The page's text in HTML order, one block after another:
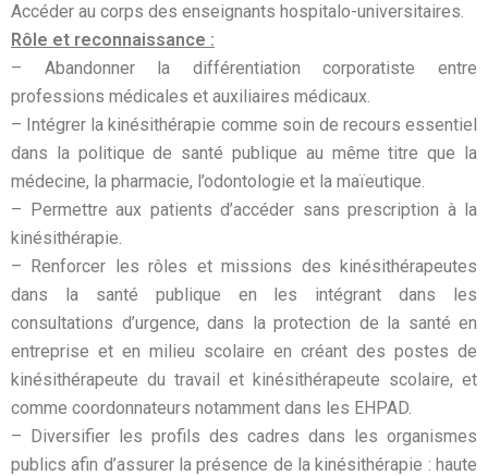
Accéder au corps des enseignants hospitalo-universitaires.
Rôle et reconnaissance :
– Abandonner la différentiation corporatiste entre
professions médicales et auxiliaires médicaux.
– Intégrer la kinésithérapie comme soin de recours essentiel
dans la politique de santé publique au même titre que la
médecine, la pharmacie, l’odontologie et la maïeutique.
– Permettre aux patients d’accéder sans prescription à la
kinésithérapie.
– Renforcer les rôles et missions des kinésithérapeutes
dans la santé publique en les intégrant dans les
consultations d’urgence, dans la protection de la santé en
entreprise et en milieu scolaire en créant des postes de
kinésithérapeute du travail et kinésithérapeute scolaire, et
comme coordonnateurs notamment dans les EHPAD.
– Diversifier les profils des cadres dans les organismes
publics afin d’assurer la présence de la kinésithérapie : haute